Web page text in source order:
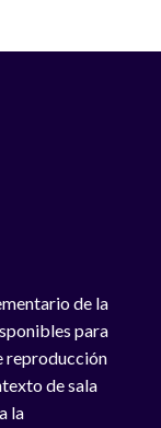
de la
para
reproducción
de sala
la